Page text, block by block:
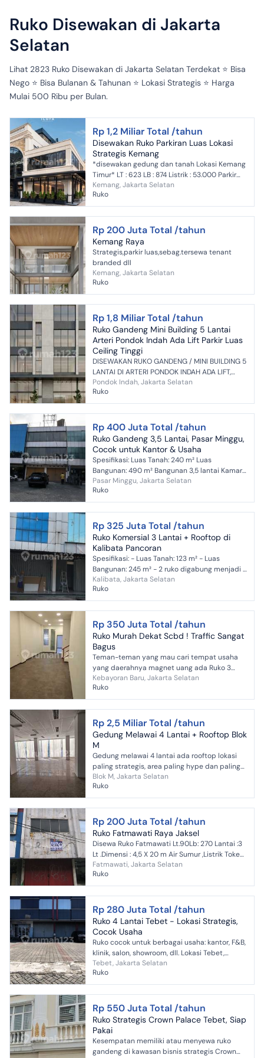
Ruko Disewakan di Jakarta
Selatan
Lihat 2823 Ruko Disewakan di Jakarta Selatan Terdekat ⭐️ Bisa
Nego ⭐️ Bisa Bulanan & Tahunan ⭐️ Lokasi Strategis ⭐️ Harga
Mulai 500 Ribu per Bulan.
Rp 1,2 Miliar Total /tahun
Disewakan Ruko Parkiran Luas Lokasi
Strategis Kemang
*disewakan gedung dan tanah Lokasi Kemang
Timur* LT : 623 LB : 874 Listrik : 53.000 Parkir
mobil 15 - 20 mobil Harga Sewa 1,2
Miliar/tahun
Kemang, Jakarta Selatan
Ruko
Rp 200 Juta Total /tahun
Kemang Raya
Strategis,parkir luas,sebag.tersewa tenant
branded dll
Kemang, Jakarta Selatan
Ruko
Rp 1,8 Miliar Total /tahun
Ruko Gandeng Mini Building 5 Lantai
Arteri Pondok Indah Ada Lift Parkir Luas
Ceiling Tinggi
DISEWAKAN RUKO GANDENG / MINI BUILDING 5
LANTAI DI ARTERI PONDOK INDAH ADA LIFT,
PARKIR LUAS, CEILING TINGGI AREA STRATEGIS
COCOK UNTUK WELLNESS, K...
Pondok Indah, Jakarta Selatan
Ruko
Rp 400 Juta Total /tahun
Ruko Gandeng 3,5 Lantai, Pasar Minggu,
Cocok untuk Kantor & Usaha
Spesifikasi: Luas Tanah: 240 m² Luas
Bangunan: 490 m² Bangunan 3,5 lantai Kamar
Mandi: 3 Listrik: 15.000 Watt Air: Tanah & Jet
Pump/PAM Sertifika...
Pasar Minggu, Jakarta Selatan
Ruko
Rp 325 Juta Total /tahun
Ruko Komersial 3 Lantai + Rooftop di
Kalibata Pancoran
Spesifikasi: - Luas Tanah: 123 m² - Luas
Bangunan: 245 m² - 2 ruko digabung menjadi 1
- 3 lantai + rooftop - Kamar Mandi: 3 - Listrik:
6.500 Watt...
Kalibata, Jakarta Selatan
Ruko
Rp 350 Juta Total /tahun
Ruko Murah Dekat Scbd ! Traffic Sangat
Bagus
Teman-teman yang mau cari tempat usaha
yang daerahnya magnet uang ada Ruko 3
lantai bagus di jalan utama Wolter Monginsidi
Kebayoran Baru, Jakarta Selatan
Ruko
Rp 2,5 Miliar Total /tahun
Gedung Melawai 4 Lantai + Rooftop Blok
M
Gedung melawai 4 lantai ada rooftop lokasi
paling strategis, area paling hype dan paling
ramai di jakarta selatan. Lokasi amat strategis
sehingga ...
Blok M, Jakarta Selatan
Ruko
Rp 200 Juta Total /tahun
Ruko Fatmawati Raya Jaksel
Disewa Ruko Fatmawati Lt.90Lb: 270 Lantai :3
Lt .Dimensi : 4,5 X 20 m Air Sumur ,Listrik Token
Ruko Ini cocok untuk : Kantor
,OnlineShop,dental,cli...
Fatmawati, Jakarta Selatan
Ruko
Rp 280 Juta Total /tahun
Ruko 4 Lantai Tebet - Lokasi Strategis,
Cocok Usaha
Ruko cocok untuk berbagai usaha: kantor, F&B,
klinik, salon, showroom, dll. Lokasi Tebet,
Jakarta Selatan Spesifikasi: - LT: 125 m² - LB:
300 m�...
Tebet, Jakarta Selatan
Ruko
Rp 550 Juta Total /tahun
Ruko Strategis Crown Palace Tebet, Siap
Pakai
Kesempatan memiliki atau menyewa ruko
gandeng di kawasan bisnis strategis Crown